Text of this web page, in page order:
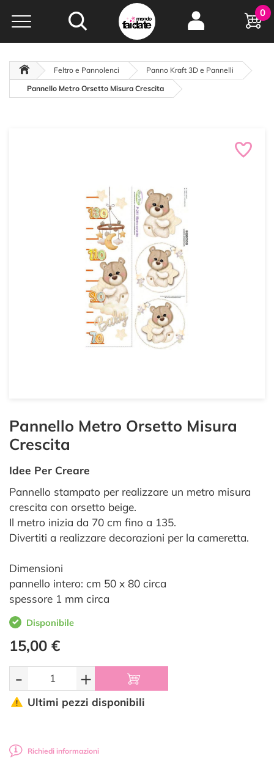
Hobby e
creatività...
oltre 15 anni online
0
Feltro e Pannolenci
Panno Kraft 3D e Pannelli
Pannello Metro Orsetto Misura Crescita
Pannello Metro Orsetto Misura
Crescita
Idee Per Creare
Pannello stampato per realizzare un metro misura
crescita con orsetto beige.
Il metro inizia da 70 cm fino a 135.
Divertiti a realizzare decorazioni per la cameretta.
Dimensioni
pannello intero: cm 50 x 80 circa
spessore 1 mm circa
Disponibile
15,00 €
- +
Ultimi pezzi disponibili
Richiedi informazioni